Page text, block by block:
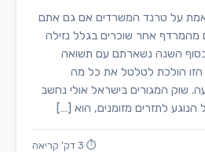
על טרנד המשרדים אם גם אתם
מהמרדף אחר שוכרים בגלל נזילה
השנה נשארתם עם תשואה
הכתבה הזו הולכת לטלטל את כל מה
שוק המגורים בישראל אולי נחשב
לתזרים מזומנים, הוא […]
⏱ 3 דק' קריאה